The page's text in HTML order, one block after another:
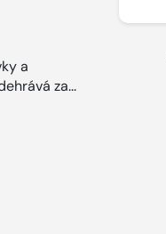
a
za...